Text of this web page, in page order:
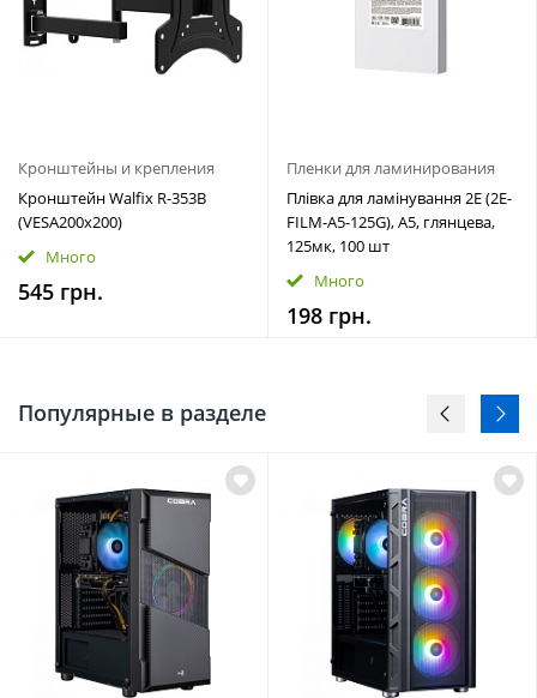
Кронштейны и крепления
Кронштейн Walfix R-353B
(VESA200х200)
Много
545 грн.
Пленки для ламинирования
Плівка для ламінування 2E (2E-
FILM-A5-125G), A5, глянцева,
125мк, 100 шт
Много
198 грн.
Популярные в разделе